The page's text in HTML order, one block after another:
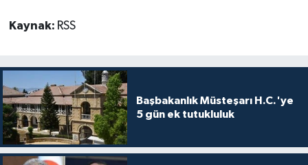
Kaynak: RSS
Başbakanlık Müsteşarı H.C.'ye
5 gün ek tutukluluk